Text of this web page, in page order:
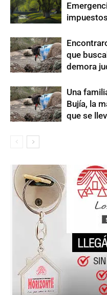
que
demora
Una
Bujía, la
que se